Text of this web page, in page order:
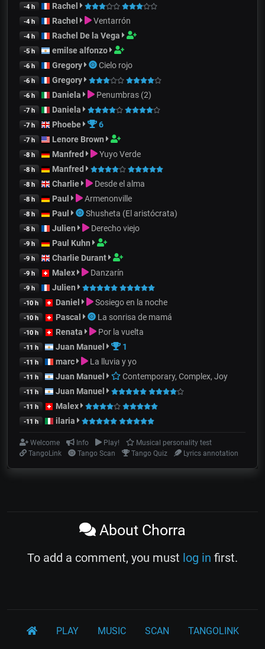
-4 h Rachel
-4 h Rachel Ventarrón
-4 h Rachel De la Vega
-5 h emilse alfonzo
-6 h Gregory Cielo rojo
-6 h Gregory
-6 h Daniela Penumbras (2)
-7 h Daniela
-7 h Phoebe 6
-7 h Lenore Brown
-8 h Manfred Yuyo Verde
-8 h Manfred
-8 h Charlie Desde el alma
-8 h Paul Armenonville
-8 h Paul Shusheta (El aristócrata)
-8 h Julien Derecho viejo
-9 h Paul Kuhn
-9 h Charlie Durant
-9 h Malex Danzarín
-9 h Julien
-10 h Daniel Sosiego en la noche
-10 h Pascal La sonrisa de mamá
-10 h Renata Por la vuelta
-11 h Juan Manuel 1
-11 h marc La lluvia y yo
-11 h Juan Manuel Contemporary, Complex, Joy
-11 h Juan Manuel
-11 h Malex
-11 h ilaria
Welcome Info Play!
Musical personality test
TangoLink
Tango Scan Tango Quiz Lyrics annotation
About Chorra
To add a comment, you must log in first.
PLAY MUSIC SCAN TANGOLINK